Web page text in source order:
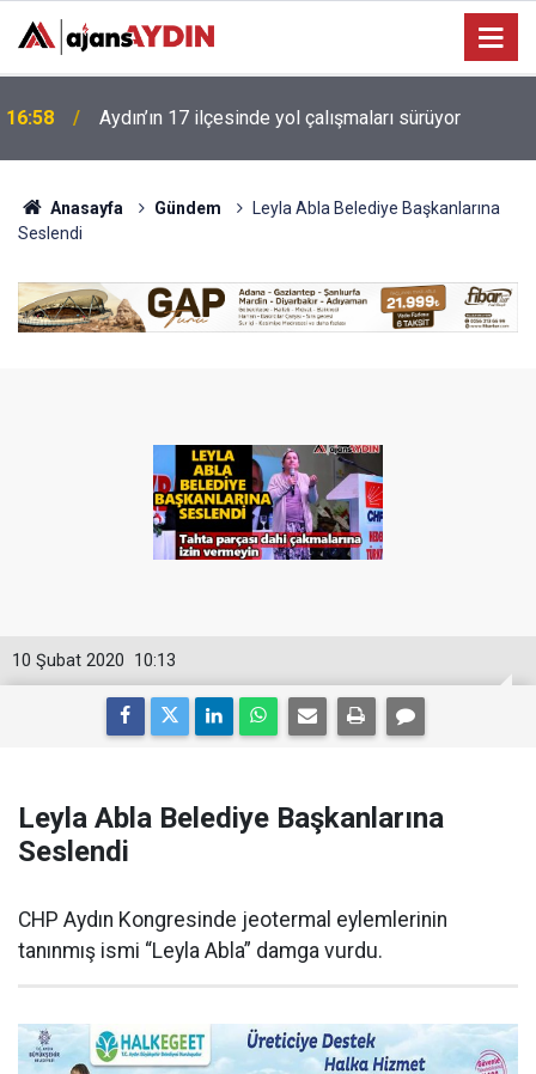
16:25
kurtarıldı
Anasayfa Gündem
Leyla Abla Belediye Başkanlarına
Seslendi
10:13
10 Şubat 2020
Leyla Abla Belediye Başkanlarına
Seslendi
CHP Aydın Kongresinde jeotermal eylemlerinin
tanınmış ismi “Leyla Abla” damga vurdu.